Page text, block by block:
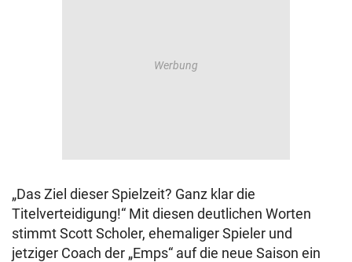
„Das Ziel dieser Spielzeit? Ganz klar die
Titelverteidigung!“ Mit diesen deutlichen Worten
stimmt Scott Scholer, ehemaliger Spieler und
jetziger Coach der „Emps“ auf die neue Saison ein